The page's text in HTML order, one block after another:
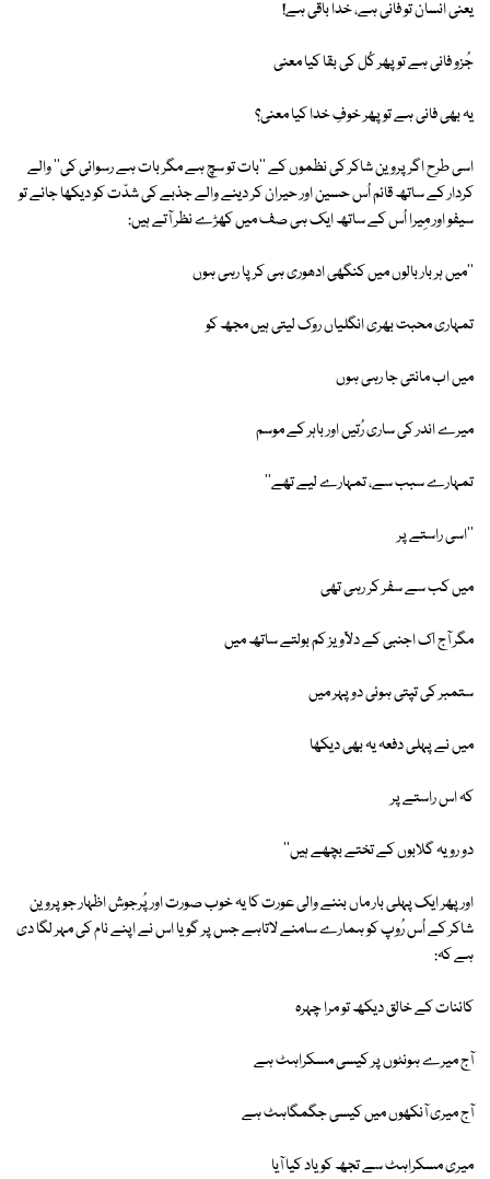
یعنی انسان تو فانی ہے، خدا باقی ہے!
جُزو فانی ہے تو پھر کُل کی بقا کیا معنی
یہ بھی فانی ہے تو پھر خوفِ خدا کیا معنی؟
اسی طرح اگر پروین شاکر کی نظموں کے ''بات تو سچ ہے مگر بات ہے رسوائی کی'' والے
کردار کے ساتھ قائم اُس حسین اور حیران کر دینے والے جذبے کی شدّت کو دیکھا جائے تو
سیفو اور مِیرا اُس کے ساتھ ایک ہی صف میں کھڑے نظر آتے ہیں:
''میں ہر بار بالوں میں کنگھی ادھوری ہی کر پا رہی ہوں
تمہاری محبت بھری انگلیاں روک لیتی ہیں مجھ کو
میں اب مانتی جا رہی ہوں
میرے اندر کی ساری رُتیں اور باہر کے موسم
تمہارے سبب سے، تمہارے لیے تھے''
''اسی راستے پر
میں کب سے سفر کر رہی تھی
مگر آج اک اجنبی کے دلآویز کم بولتے ساتھ میں
ستمبر کی تپتی ہوئی دوپہر میں
میں نے پہلی دفعہ یہ بھی دیکھا
کہ اس راستے پر
دو رویہ گلابوں کے تختے بچھے ہیں''
اور پھر ایک پہلی بار ماں بننے والی عورت کا یہ خوب صورت اور پُرجوش اظہار جو پروین
شاکر کے اُس رُوپ کو ہمارے سامنے لاتاہے جس پر گویا اس نے اپنے نام کی مہر لگا دی
ہے کہ:
کائنات کے خالق دیکھ تو مرا چہرہ
آج میرے ہونٹوں پر کیسی مسکراہٹ ہے
آج میری آنکھوں میں کیسی جگمگاہٹ ہے
میری مسکراہٹ سے تجھ کو یاد کیا آیا